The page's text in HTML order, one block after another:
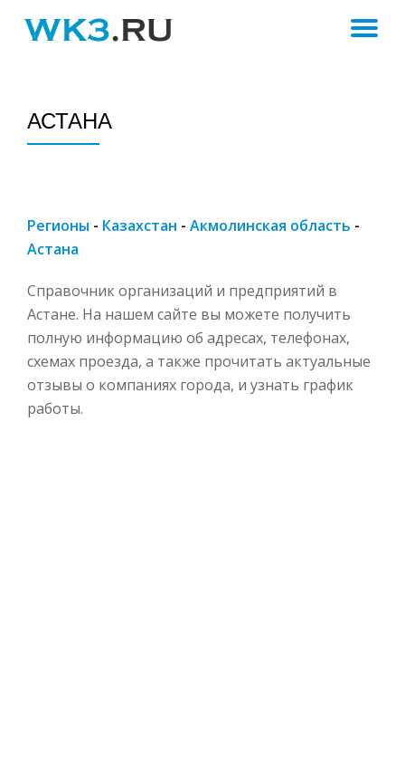
АСТАНА
Регионы - Казахстан - Акмолинская область -
Астана
Справочник организаций и предприятий в
Астане. На нашем сайте вы можете получить
полную информацию об адресах, телефонах,
схемах проезда, а также прочитать актуальные
отзывы о компаниях города, и узнать график
работы.